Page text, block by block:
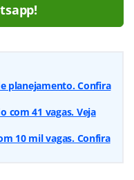
planejamento. Confira
com 41 vagas. Veja
10 mil vagas. Confira